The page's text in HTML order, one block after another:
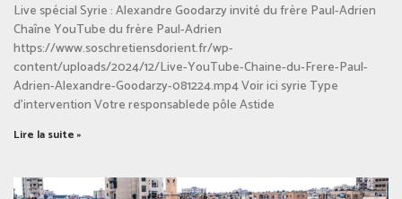
Live spécial Syrie : Alexandre Goodarzy invité du frère Paul-Adrien
Chaîne YouTube du frère Paul-Adrien
https://www.soschretiensdorient.fr/wp-
content/uploads/2024/12/Live-YouTube-Chaine-du-Frere-Paul-
Adrien-Alexandre-Goodarzy-081224.mp4 Voir ici syrie Type
d’intervention Votre responsablede pôle Astide
Lire la suite »